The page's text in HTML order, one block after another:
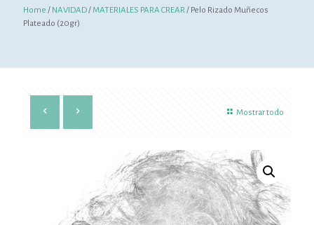
Home / NAVIDAD/MATERIALES PARA CREAR/ Pelo Rizado Muñecos
Plateado (20gr)
Mostrar todo